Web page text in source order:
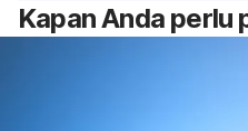
Kapan Anda